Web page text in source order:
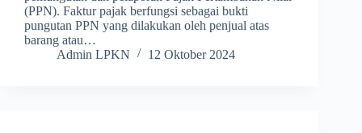
(PPN). Faktur pajak berfungsi sebagai bukti
pungutan PPN yang dilakukan oleh penjual atas
barang atau…
Admin LPKN
12 Oktober 2024